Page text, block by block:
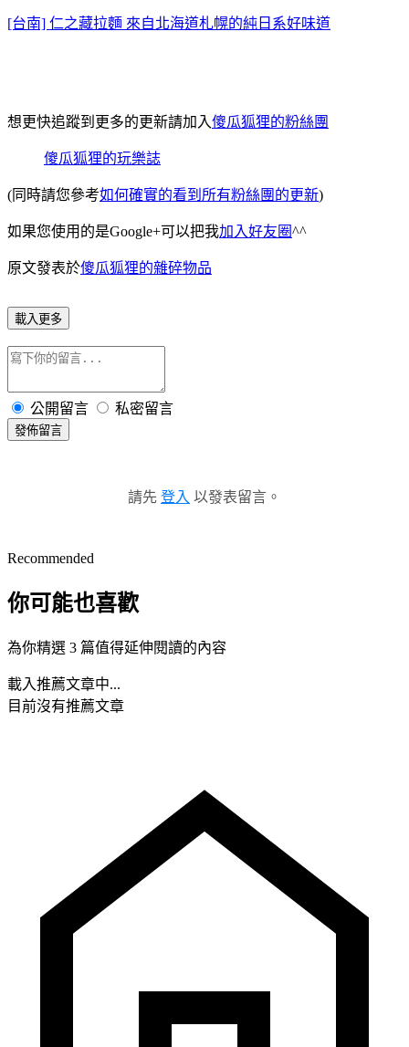
[台南] 仁之藏拉麵 來自北海道札幌的純日系好味道
想更快追蹤到更多的更新請加入傻瓜狐狸的粉絲團
傻瓜狐狸的玩樂誌
(同時請您參考如何確實的看到所有粉絲團的更新)
如果您使用的是Google+可以把我加入好友圈^^
原文發表於傻瓜狐狸的雜碎物品
載入更多
公開留言 私密留言
發佈留言
請先 登入 以發表留言。
Recommended
你可能也喜歡
為你精選 3 篇值得延伸閱讀的內容
載入推薦文章中...
目前沒有推薦文章